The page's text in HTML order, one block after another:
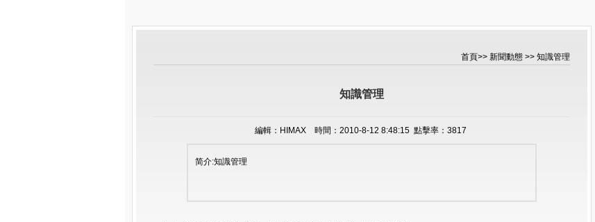
首頁>> 新聞動態 >> 知識管理
知識管理
編輯：HIMAX 時間：2010-8-12 8:48:15 點擊率：3817
简介:知識管理